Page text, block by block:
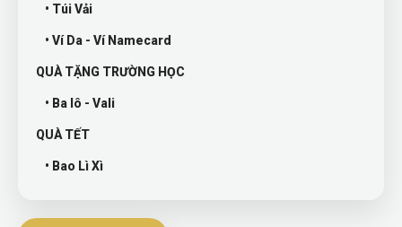
• Túi Vải
• Ví Da - Ví Namecard
QUÀ TẶNG TRƯỜNG HỌC
• Ba lô - Vali
QUÀ TẾT
• Bao Lì Xì